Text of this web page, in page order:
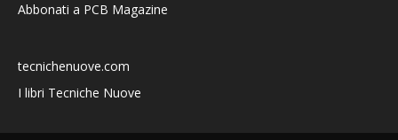
Abbonati a PCB Magazine
tecnichenuove.com
I libri Tecniche Nuove